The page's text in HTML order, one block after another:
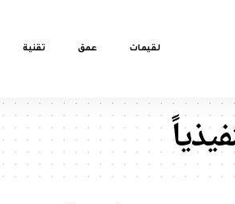
لقيمات عمق تقنية